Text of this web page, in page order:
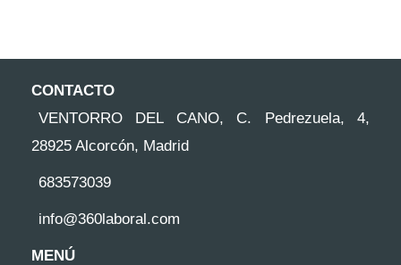
CONTACTO
VENTORRO DEL CANO, C. Pedrezuela, 4,
28925 Alcorcón, Madrid
683573039
info@360laboral.com
MENÚ